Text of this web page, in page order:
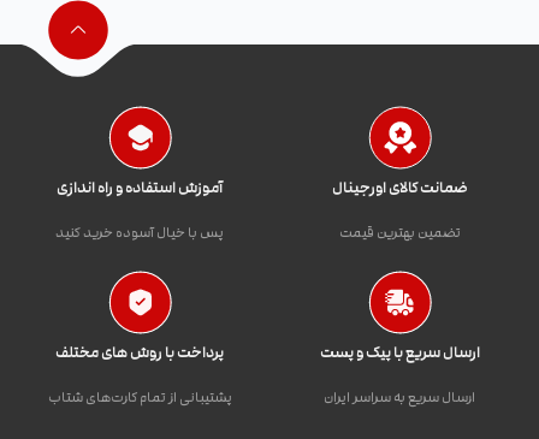
ضمانت کالای اورجینال
تضمین بهترین قیمت
آموزش استفاده و راه اندازی
پس با خیال آسوده خرید کنید
ارسال سریع با پیک و پست
ارسال سریع به سراسر ایران
پرداخت با روش های مختلف
پشتیبانی از تمام کارت‌های شتاب